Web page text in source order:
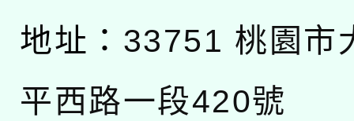
地址： 33751 桃園市
平西路一段420號